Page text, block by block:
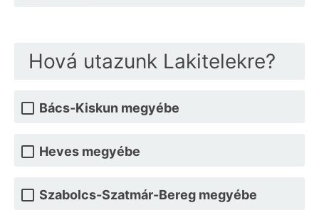
Hová utazunk Lakitelekre?
Bács-Kiskun megyébe
Heves megyébe
Szabolcs-Szatmár-Bereg megyébe